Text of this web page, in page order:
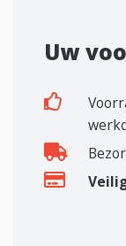
Uw